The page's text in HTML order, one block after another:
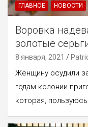
ГЛАВНОЕ НОВОСТИ
Воровка
золотые
8 января, 2021
Женщину осудили
годам колонии
которая,